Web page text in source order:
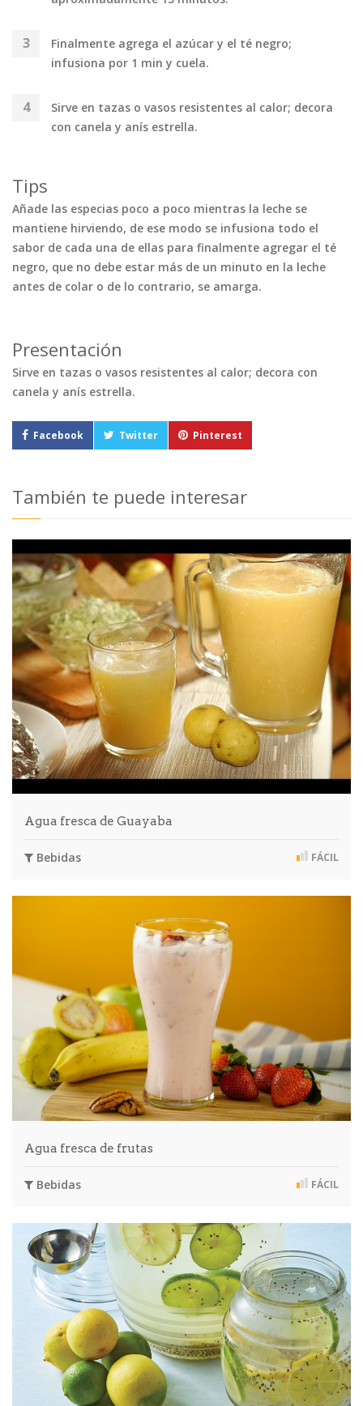
Finalmente agrega el azúcar y el té negro;
infusiona por 1 min y cuela.
Sirve en tazas o vasos resistentes al calor; decora
con canela y anís estrella.
Tips
Añade las especias poco a poco mientras la leche se
mantiene hirviendo, de ese modo se infusiona todo el
sabor de cada una de ellas para finalmente agregar el té
negro, que no debe estar más de un minuto en la leche
antes de colar o de lo contrario, se amarga.
Presentación
Sirve en tazas o vasos resistentes al calor; decora con
canela y anís estrella.
Facebook Twitter Pinterest
También te puede interesar
Agua fresca de Guayaba
Bebidas FÁCIL
Agua fresca de frutas
Bebidas FÁCIL